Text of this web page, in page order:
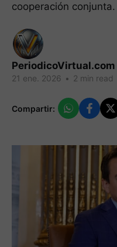
cooperación conjunta.
PeriodicoVirtual.com
21 ene. 2026 • 2 min read
Compartir: